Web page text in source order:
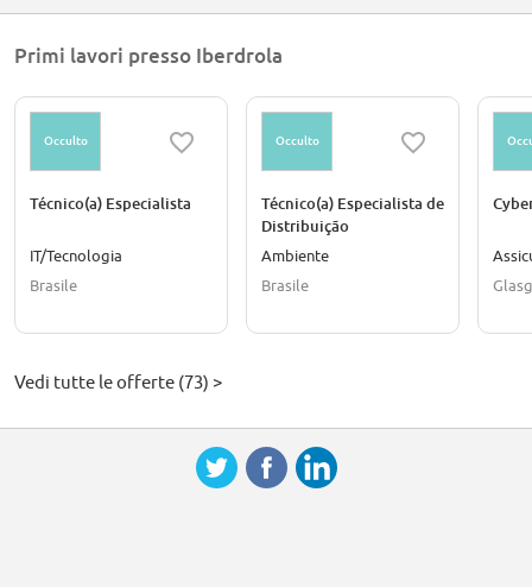
Primi lavori presso Iberdrola
Occulto
Técnico(a) Especialista
IT/Tecnologia
Brasile
Occulto
Técnico(a) Especialista de
Distribuição
Ambiente
Brasile
Vedi tutte le offerte (73) >